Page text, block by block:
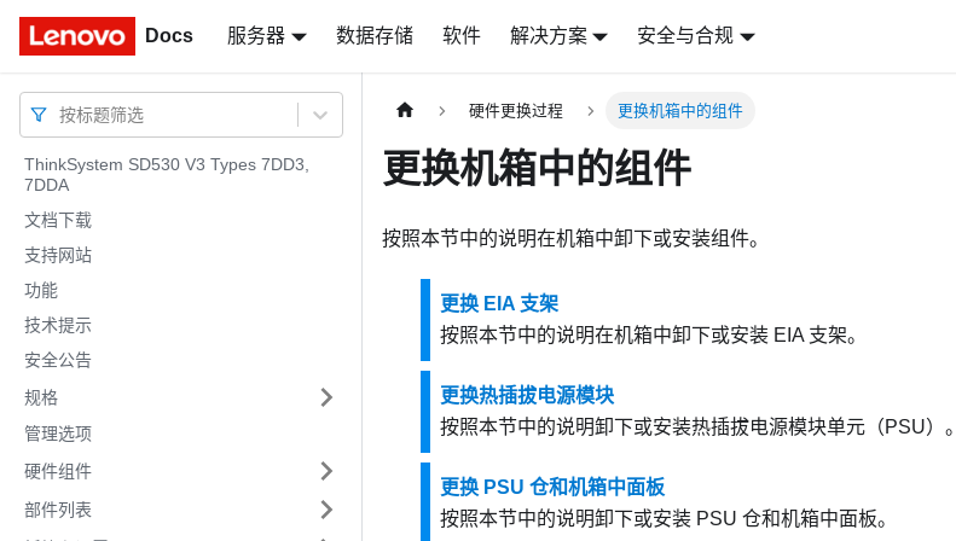
Docs 服务器 数据存储 软件 解决方案 安全与合规
Docs
按标题筛选
ThinkSystem SD530 V3 Types 7DD3,
7DDA
文档下载
支持网站
功能
技术提示
安全公告
规格
管理选项
硬件组件
部件列表
硬件更换过程 更换机箱中的组件
更换机箱中的组件
按照本节中的说明在机箱中卸下或安装组件。
更换 EIA 支架
按照本节中的说明在机箱中卸下或安装 EIA 支架。
更换热插拔电源模块
按照本节中的说明卸下或安装热插拔电源模块单元（PSU）。
更换 PSU 仓和机箱中面板
按照本节中的说明卸下或安装 PSU 仓和机箱中面板。